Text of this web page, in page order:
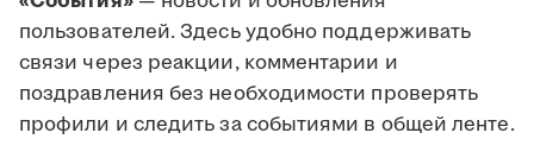
пользователей. Здесь удобно поддерживать
связи через реакции, комментарии и
поздравления без необходимости проверять
профили и следить за событиями в общей ленте.